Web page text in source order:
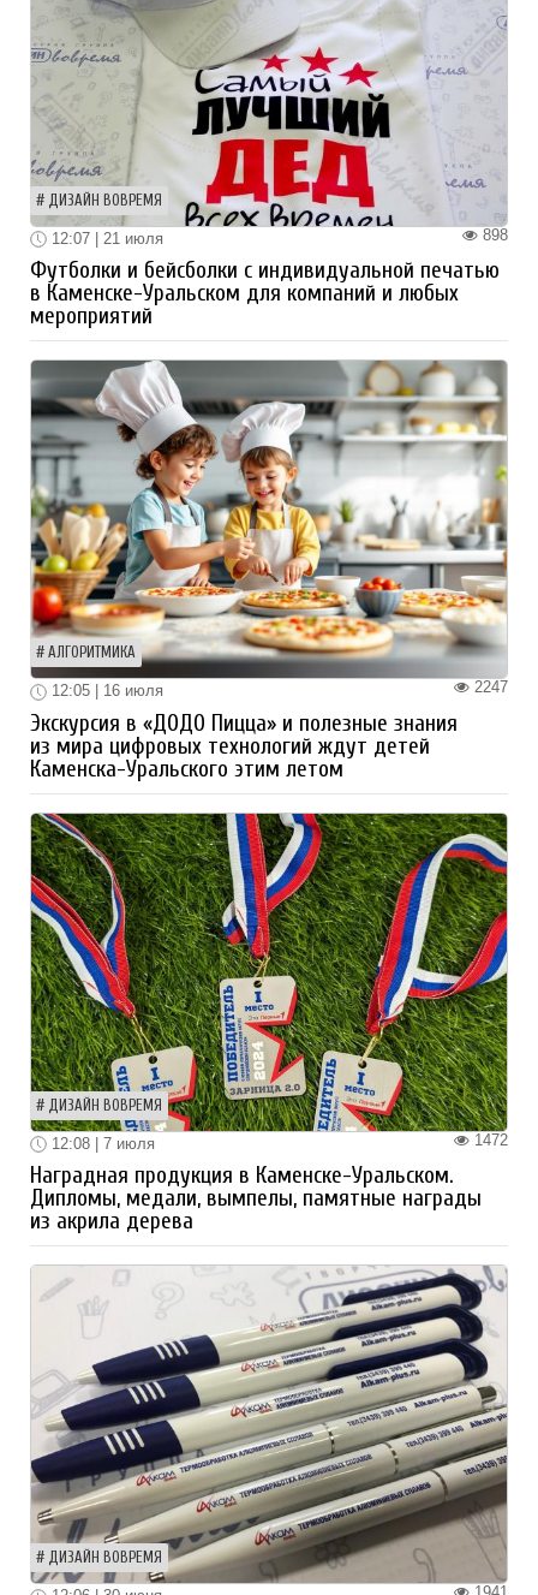
ДИЗАЙН ВОВРЕМЯ
898
12:07 | 21 июля
Футболки и бейсболки с индивидуальной печатью
в Каменске-Уральском для компаний и любых
мероприятий
АЛГОРИТМИКА
2247
12:05 | 16 июля
Экскурсия в «ДОДО Пицца» и полезные знания
из мира цифровых технологий ждут детей
Каменска-Уральского этим летом
ДИЗАЙН ВОВРЕМЯ
1472
12:08 | 7 июля
Наградная продукция в Каменске-Уральском.
Дипломы, медали, вымпелы, памятные награды
из акрила дерева
ДИЗАЙН ВОВРЕМЯ